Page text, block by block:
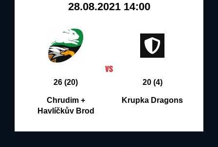
28.08.2021 14:00
26 (20)
Chrudim +
Havlíčkův Brod
20 (4)
Krupka Dragons